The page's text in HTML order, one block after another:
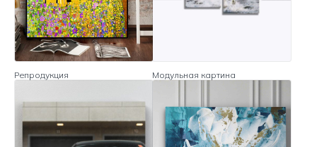
Репродукция Модульная картина